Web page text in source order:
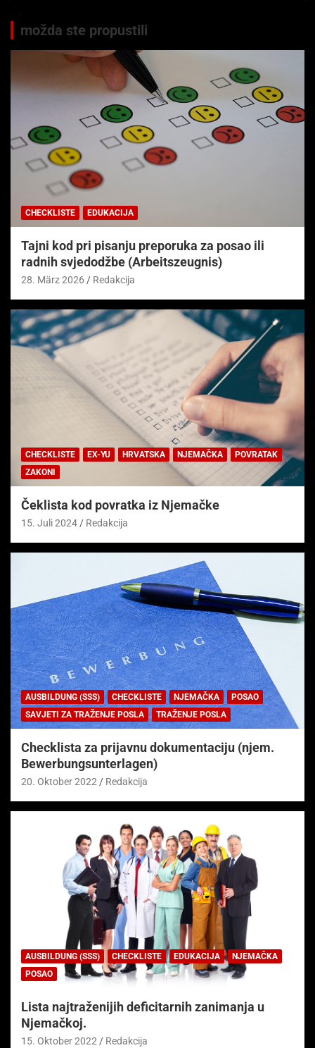
možda ste propustili
CHECKLISTE EDUKACIJA
Tajni kod pri pisanju preporuka za posao ili
radnih svjedodžbe (Arbeitszeugnis)
28. März 2026 Redakcija
CHECKLISTE EX-YU HRVATSKA NJEMAČKA
POVRATAK
ZAKONI
Čeklista kod povratka iz Njemačke
15. Juli 2024 Redakcija
AUSBILDUNG (SSS) CHECKLISTE NJEMAČKA
POSAO
SAVJETI ZA TRAŽENJE POSLA
TRAŽENJE POSLA
Checklista za prijavnu dokumentaciju (njem.
Bewerbungsunterlagen)
20. Oktober 2022 Redakcija
AUSBILDUNG (SSS) CHECKLISTE EDUKACIJA
NJEMAČKA
POSAO
Lista najtraženijih deficitarnih zanimanja u
Njemačkoj.
15. Oktober 2022 Redakcija